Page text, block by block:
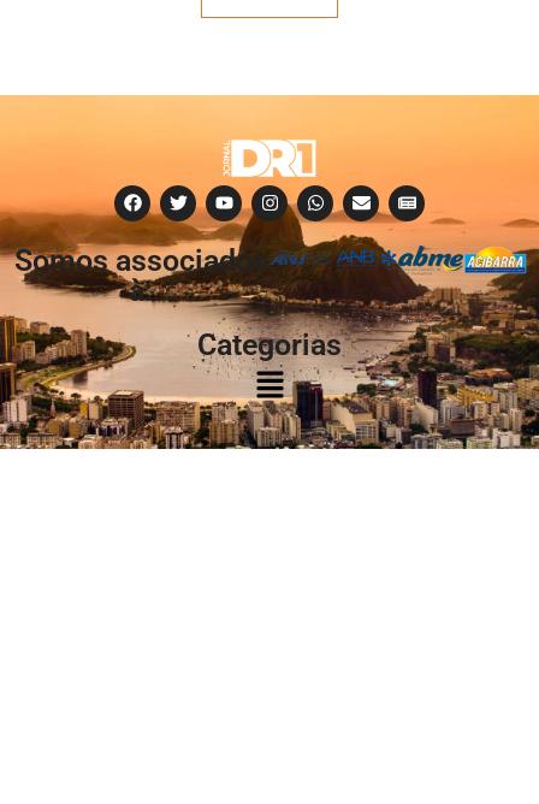
Somos associados
à:
Categorias